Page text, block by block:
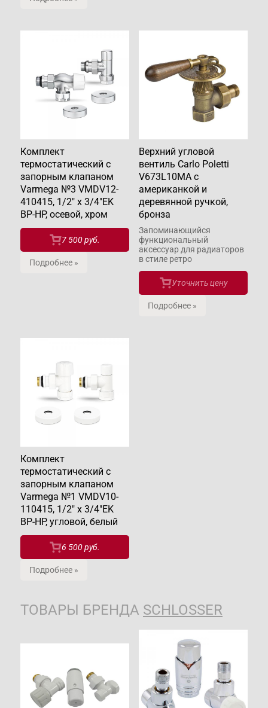
Комплект
термостатический с
запорным клапаном
Varmega №3 VMDV12-
410415, 1/2" x 3/4"EK
ВР-НР, осевой, хром
7 500 руб.
Подробнее »
Верхний угловой
вентиль Carlo Poletti
V673L10MA с
американкой и
деревянной ручкой,
бронза
Запоминающийся
функциональный
аксессуар для радиаторов
в стиле ретро
Уточнить цену
Подробнее »
Комплект
термостатический с
запорным клапаном
Varmega №1 VMDV10-
110415, 1/2" x 3/4"EK
ВР-НР, угловой, белый
6 500 руб.
Подробнее »
ТОВАРЫ БРЕНДА SCHLOSSER